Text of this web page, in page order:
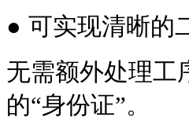
● 可实现清晰的
无需额外处理工
的“身份证”。